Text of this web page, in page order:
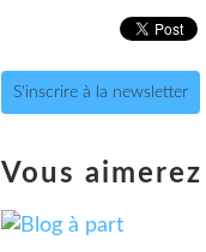
S'inscrire à la newsletter
Vous